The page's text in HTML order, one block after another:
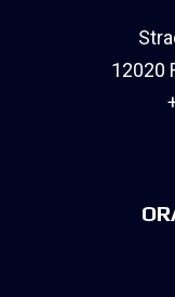
12020